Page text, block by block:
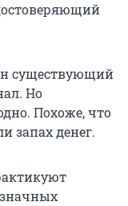
существующий
Но
Похоже, что
запах денег.